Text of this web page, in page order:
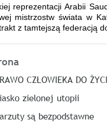
reprezentacji Arabii
mistrzostw świata w
z tamtejszą federacją
CZŁOWIEKA DO
zielonej utopii
są bezpodstawne